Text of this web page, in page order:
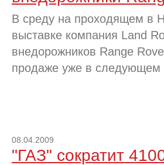
В среду на проходящем в
выставке компания Land
внедорожников Range
продаже уже в следующем
08.04.2009
"ГАЗ" сократит